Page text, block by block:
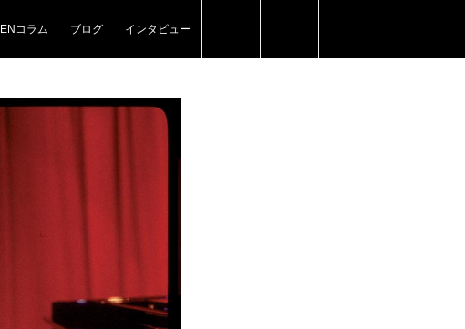
コラム ブログ インタビュー